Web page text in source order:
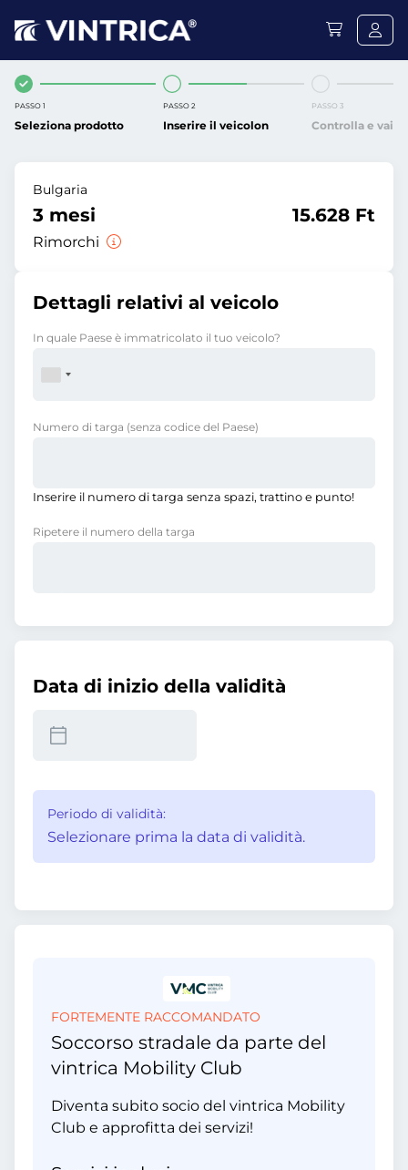
PASSO 1
Seleziona prodotto
PASSO 2
Inserire il veicolon
PASSO 3
Controlla e vai
Bulgaria
3 mesi
Rimorchi
15.628 Ft
Dettagli relativi al veicolo
In quale Paese è immatricolato il tuo veicolo?
Numero di targa (senza codice del Paese)
Inserire il numero di targa senza spazi, trattino e punto!
Ripetere il numero della targa
Data di inizio della validità
Periodo di validità:
Selezionare prima la data di validità.
FORTEMENTE RACCOMANDATO
Soccorso stradale da parte del
vintrica Mobility Club
Diventa subito socio del vintrica Mobility
Club e approfitta dei servizi!